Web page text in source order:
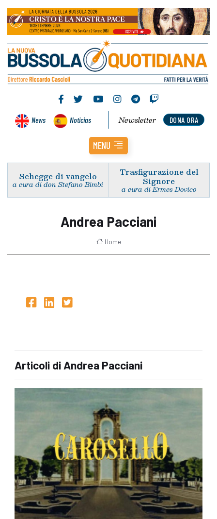
News Noticias DONA ORA
Newsletter
MENU
Schegge di vangelo
a cura di don Stefano Bimbi
Trasfigurazione del
Signore
a cura di Ermes Dovico
Andrea Pacciani
Home
Articoli di Andrea Pacciani